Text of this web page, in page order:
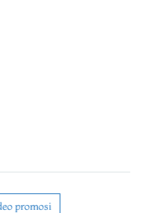
promosi